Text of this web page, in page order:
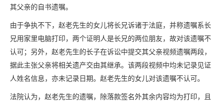
其父亲的自书遗嘱。
由于争执不下，赵老先生的女儿将长兄诉诸于法庭，并称遗嘱系长
兄用家里电脑打印，两个证明人是长兄的两位朋友，故对该遗嘱不
认可；另外，赵老先生的长子在诉讼中提交其父亲视频遗嘱两段，
据此主张父亲将相关遗产交由其继承。该两段视频中均未记录见证
人姓名信息，亦未记录日期。赵老先生的女儿对该遗嘱不认可。
法院认为，赵老先生的遗嘱，除落款签名外其余内容均为打印，且